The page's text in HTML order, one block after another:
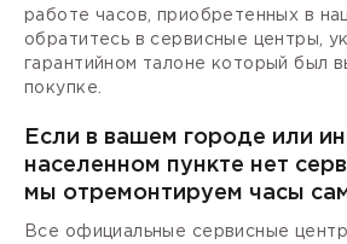
работе часов, приобретенных в
обратитесь в сервисные центры,
гарантийном талоне который был
покупке.
Если в вашем городе или
населенном пункте нет
мы отремонтируем часы
Все официальные сервисные